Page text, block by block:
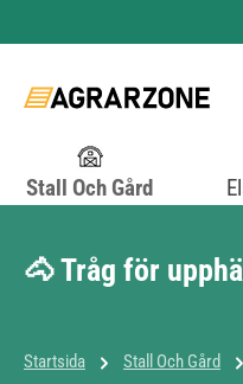
Stall Och Gård
🐴 Tråg för
Startsida Stall Och Gård